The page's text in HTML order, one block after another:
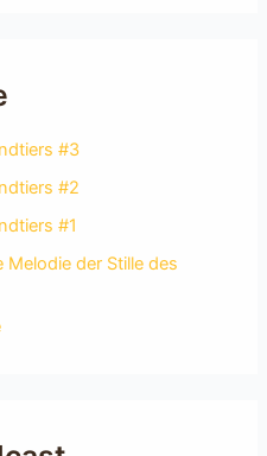
#3
#2
#1
Melodie der Stille des